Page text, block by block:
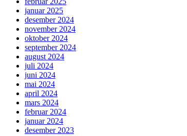
januar 2025
desember 2024
november 2024
oktober 2024
september 2024
august 2024
juli 2024
juni 2024
mai 2024
april 2024
mars 2024
februar 2024
januar 2024
desember 2023